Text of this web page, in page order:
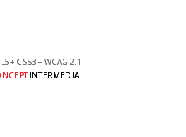
+ CSS3 + WCAG 2.1
INTERMEDIA